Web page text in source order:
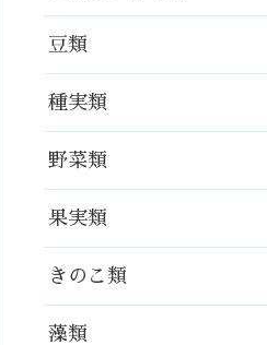
豆類
種実類
野菜類
果実類
きのこ類
藻類